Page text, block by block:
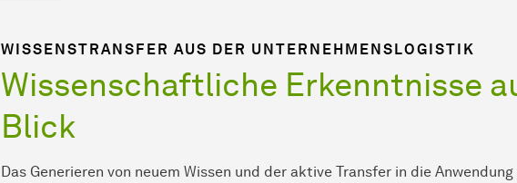
WISSENSTRANSFER AUS DER UNTERNEHMENSLOGISTIK
Wissenschaftliche Erkenntnisse
Blick
Das Generieren von neuem Wissen und der aktive Transfer in die